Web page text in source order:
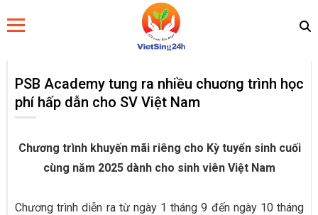
PSB Academy tung ra nhiều chuơng trình học
phí hấp dẫn cho SV Việt Nam
Chương trình khuyến mãi riêng cho Kỳ tuyển sinh cuối
cùng năm 2025 dành cho sinh viên Việt Nam
Chương trình diễn ra từ ngày 1 tháng 9 đến ngày 10 tháng